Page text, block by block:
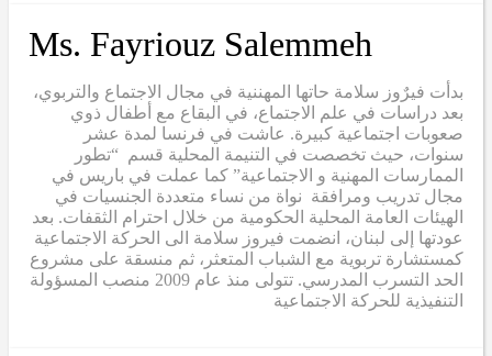
Ms. Fayriouz Salemmeh
بدأت فيرٌوز سلامة حاتها المهننية في مجال الاجتماع والتربوي،
بعد دراسات في علم الاجتماع، في البقاع مع أطفال ذوي
صعوبات اجتماعية كبيرة. عاشت في فرنسا لمدة عشر
سنوات، حيث تخصصت في التنيمة المحلية قسم “تطور
الممارسات المهنية و الاجتماعية” كما عملت في باريس في
مجال تدريب ومرافقة نواة من نساء متعددة الجنسيات في
الهيئات العامة المحلية الحكومية من خلال احترام الثقفات. بعد
عودتها إلى لبنان، انضمت فيروز سلامة الى الحركة الاجتماعية
كمستشارة تربوية مع الشباب المتعثر، ثم منسقة على مشروع
الحد التسرب المدرسي. تتولى منذ عام 2009 منصب المسؤولة
التنفيذية للحركة الاجتماعية